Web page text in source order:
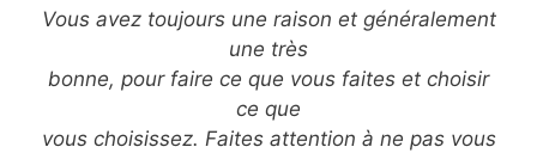
Vous avez toujours une raison et généralement
une très
bonne, pour faire ce que vous faites et choisir
ce que
vous choisissez. Faites attention à ne pas vous